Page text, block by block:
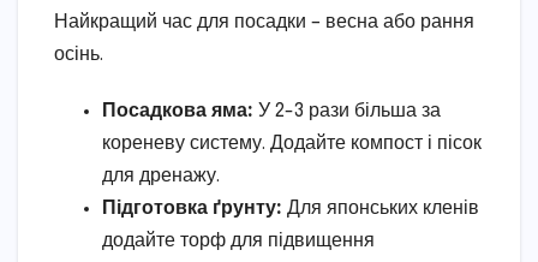
Найкращий час для посадки – весна або рання
осінь.
Посадкова яма: У 2-3 рази більша за
кореневу систему. Додайте компост і пісок
для дренажу.
Підготовка ґрунту: Для японських кленів
додайте торф для підвищення